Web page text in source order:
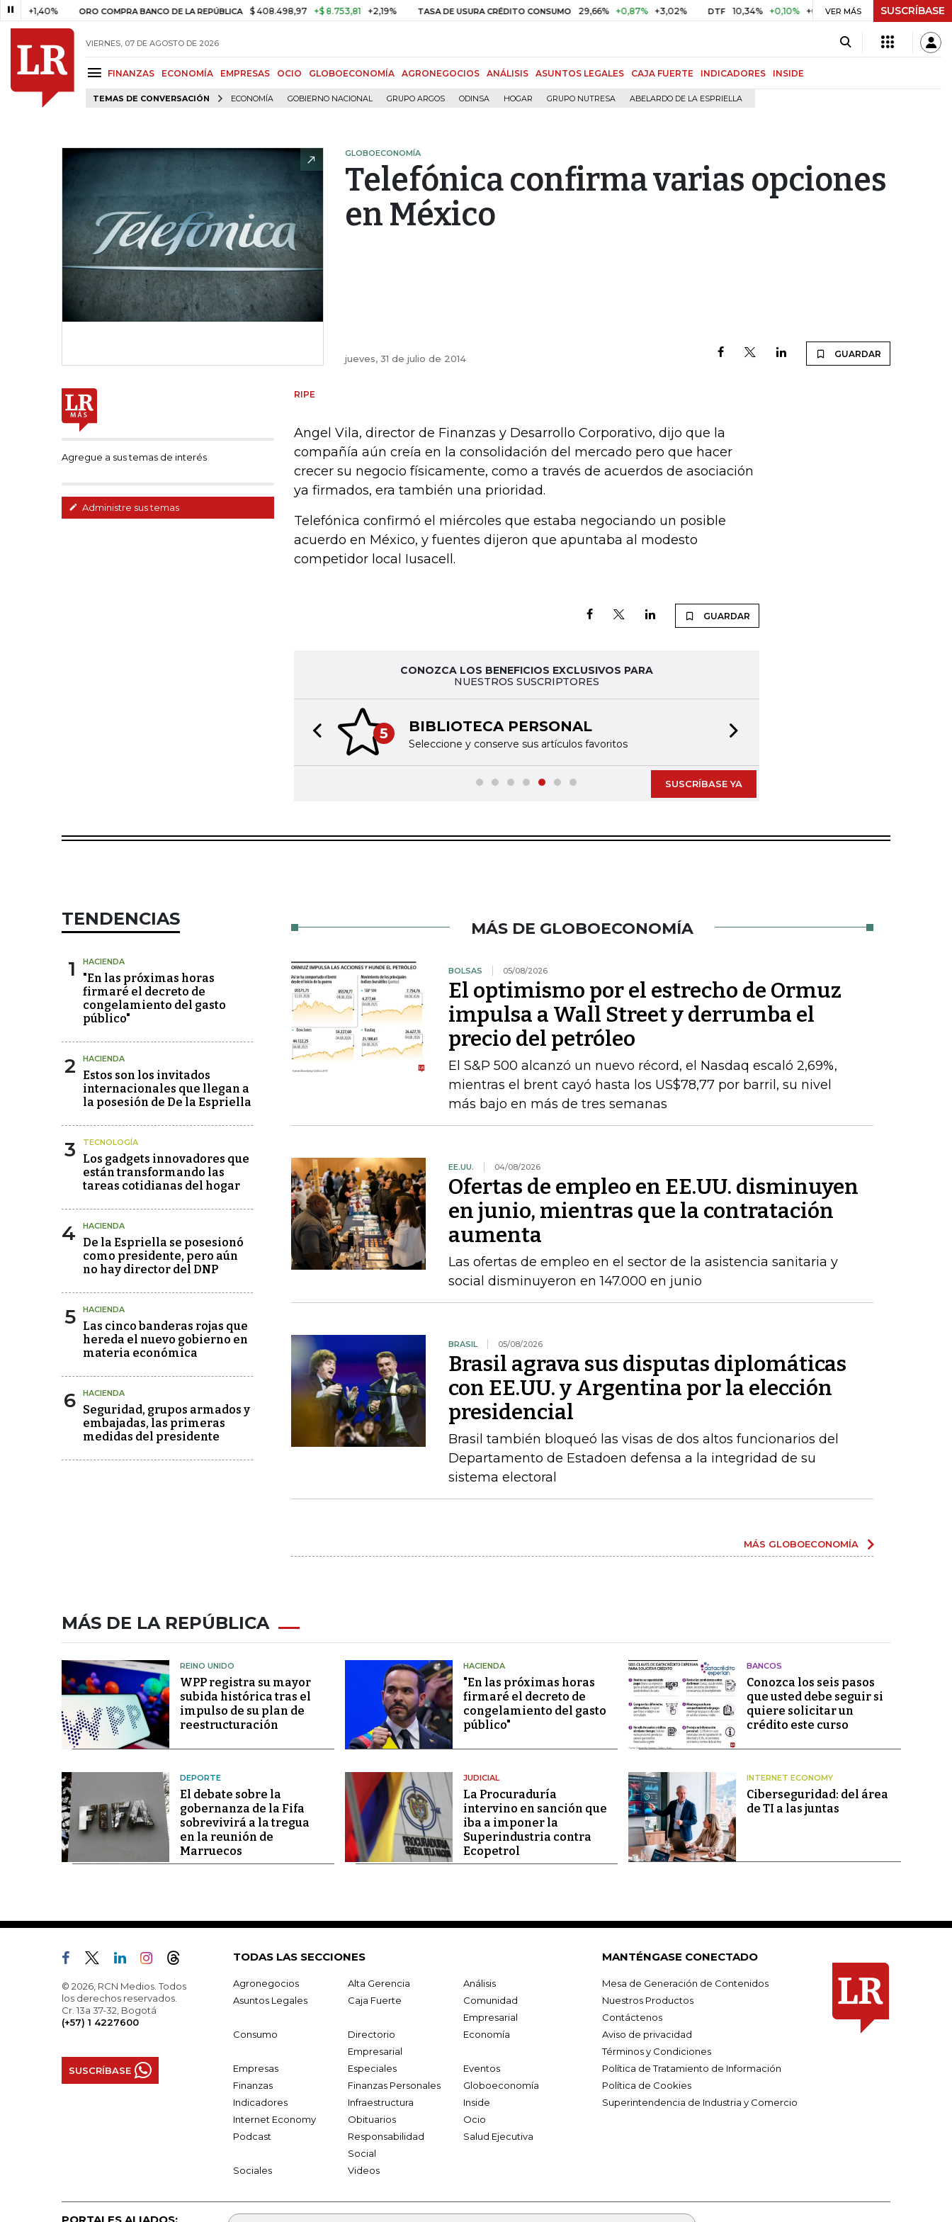
+1,40% ORO COMPRA BANCO DE LA REPÚBLICA $ 408.498,97 +$ 8.753,81 +2,19% TASA DE USURA CRÉDITO CONSUMO 29,66% +0,87% +3,02% DTF 10,34% +0,10% +0,98% UVR $ 416,91 +$ 0,05
VER MÁS SUSCRÍBASE
VIERNES, 07 DE AGOSTO DE 2026
FINANZAS ECONOMÍA EMPRESAS OCIO GLOBOECONOMÍA AGRONEGOCIOS ANÁLISIS ASUNTOS LEGALES CAJA FUERTE INDICADORES INSIDE
TEMAS DE CONVERSACIÓN ECONOMÍA GOBIERNO NACIONAL GRUPO ARGOS ODINSA HOGAR GRUPO NUTRESA ABELARDO DE LA ESPRIELLA
GLOBOECONOMÍA
Telefónica confirma varias opciones
en México
jueves, 31 de julio de 2014 GUARDAR
Agregue a sus temas de interés
Administre sus temas
RIPE
Angel Vila, director de Finanzas y Desarrollo Corporativo, dijo que la
compañía aún creía en la consolidación del mercado pero que hacer
crecer su negocio físicamente, como a través de acuerdos de asociación
ya firmados, era también una prioridad.
Telefónica confirmó el miércoles que estaba negociando un posible
acuerdo en México, y fuentes dijeron que apuntaba al modesto
competidor local Iusacell.
GUARDAR
CONOZCA LOS BENEFICIOS EXCLUSIVOS PARA
NUESTROS SUSCRIPTORES
5 BIBLIOTECA PERSONAL
Seleccione y conserve sus artículos favoritos
Previous slide
SUSCRÍBASE YA
TENDENCIAS
1 HACIENDA
"En las próximas horas
firmaré el decreto de
congelamiento del gasto
público"
2 HACIENDA
Estos son los invitados
internacionales que llegan a
la posesión de De la Espriella
3 TECNOLOGÍA
Los gadgets innovadores que
están transformando las
tareas cotidianas del hogar
4 HACIENDA
De la Espriella se posesionó
como presidente, pero aún
no hay director del DNP
5 HACIENDA
Las cinco banderas rojas que
hereda el nuevo gobierno en
materia económica
6 HACIENDA
Seguridad, grupos armados y
embajadas, las primeras
medidas del presidente
MÁS DE GLOBOECONOMÍA
BOLSAS 05/08/2026
El optimismo por el estrecho de Ormuz
impulsa a Wall Street y derrumba el
precio del petróleo
El S&P 500 alcanzó un nuevo récord, el Nasdaq escaló 2,69%,
mientras el brent cayó hasta los US$78,77 por barril, su nivel
más bajo en más de tres semanas
EE.UU. 04/08/2026
Ofertas de empleo en EE.UU. disminuyen
en junio, mientras que la contratación
aumenta
Las ofertas de empleo en el sector de la asistencia sanitaria y
social disminuyeron en 147.000 en junio
BRASIL 05/08/2026
Brasil agrava sus disputas diplomáticas
con EE.UU. y Argentina por la elección
presidencial
Brasil también bloqueó las visas de dos altos funcionarios del
Departamento de Estadoen defensa a la integridad de su
sistema electoral
MÁS GLOBOECONOMÍA
MÁS DE LA REPÚBLICA
REINO UNIDO
WPP registra su mayor
subida histórica tras el
impulso de su plan de
reestructuración
HACIENDA
"En las próximas horas
firmaré el decreto de
congelamiento del gasto
público"
BANCOS
Conozca los seis pasos
que usted debe seguir si
quiere solicitar un
crédito este curso
DEPORTE
El debate sobre la
gobernanza de la Fifa
sobrevivirá a la tregua
en la reunión de
Marruecos
JUDICIAL
La Procuraduría
intervino en sanción que
iba a imponer la
Superindustria contra
Ecopetrol
INTERNET ECONOMY
Ciberseguridad: del área
de TI a las juntas
© 2026, RCN Medios. Todos
los derechos reservados.
Cr. 13a 37-32, Bogotá
(+57) 1 4227600
SUSCRÍBASE
TODAS LAS SECCIONES
Agronegocios Alta Gerencia
Análisis
Asuntos Legales
Caja Fuerte
Comunidad
Empresarial
Consumo
Directorio
Empresarial
Economía
Empresas Especiales
Eventos
Finanzas
Finanzas Personales
Globoeconomía
Indicadores
Infraestructura
Inside
Internet Economy
Obituarios
Ocio
Podcast
Responsabilidad
Social
Salud Ejecutiva
Sociales Videos
MANTÉNGASE CONECTADO
Mesa de Generación de Contenidos
Nuestros Productos
Contáctenos
Aviso de privacidad
Términos y Condiciones
Política de Tratamiento de Información
Política de Cookies
Superintendencia de Industria y Comercio